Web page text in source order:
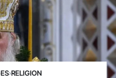
›RELIGION